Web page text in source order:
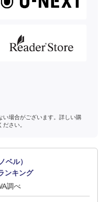
場合がございます。詳しい購
さい。
ベル）
ンキング
調べ